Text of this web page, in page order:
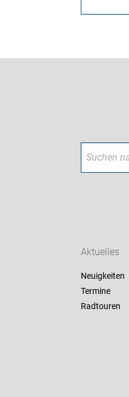
Aktuelles
Neuigkeiten
Termine
Radtouren